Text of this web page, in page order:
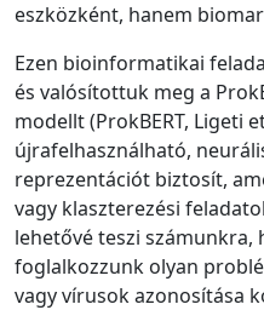
eszközként, hanem
Ezen bioinformatikai
és valósítottuk meg a
modellt (ProkBERT, Ligeti
újrafelhasználható,
reprezentációt biztosít,
vagy klaszterezési
lehetővé teszi számunkra,
foglalkozzunk olyan
vagy vírusok azonosítása